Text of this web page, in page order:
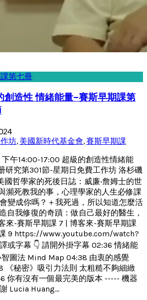
第七冊
創造性 情緒能量–賽斯早期課第
坊, 美國新時代基金會,賽斯早期課
午14:00-17:00 超級的創造性情緒能
研究第301節-星期日免費工作坊 洛杉磯
國哲學家的死後日誌：威廉‧詹姆士的世
瀕死教我的事，心理學家的人生必修課
變成你嗎？＋我死過，所以知道怎麼活
自我修復的奇蹟：做自己最好的醫生，
來-賽斯早期課 7 | 博客來-賽斯早期課
9 https://www.youtube.com/watch?
或字幕 👇 請開外掛字幕 02:36 情緒能
圖法 Mind Map 04:38 由衷的感覺
《秘密》吸引力法則 太粗糙不夠細緻
你有沒有一個最完美的版本 ----- 機器
Lucia Huang...